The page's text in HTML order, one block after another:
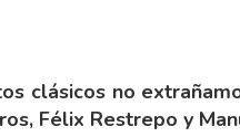
clásicos no
Félix Restrepo y